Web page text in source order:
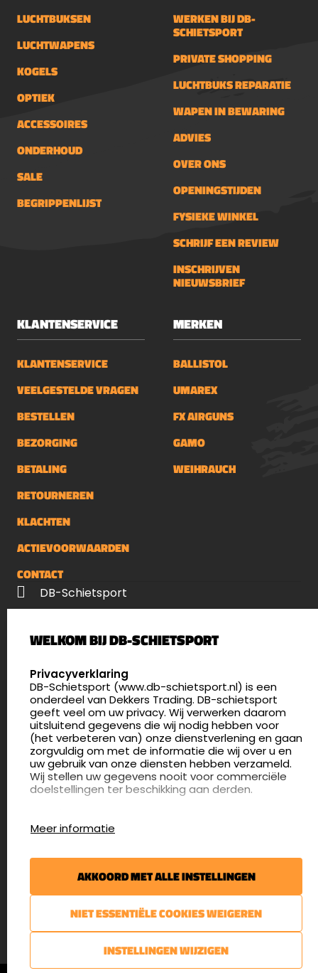
LUCHTBUKSEN
LUCHTWAPENS
KOGELS
OPTIEK
ACCESSOIRES
ONDERHOUD
SALE
BEGRIPPENLIJST
WERKEN BIJ DB-
SCHIETSPORT
PRIVATE SHOPPING
LUCHTBUKS REPARATIE
WAPEN IN BEWARING
ADVIES
OVER ONS
OPENINGSTIJDEN
FYSIEKE WINKEL
SCHRIJF EEN REVIEW
INSCHRIJVEN
NIEUWSBRIEF
KLANTENSERVICE
KLANTENSERVICE
VEELGESTELDE VRAGEN
BESTELLEN
BEZORGING
BETALING
RETOURNEREN
KLACHTEN
ACTIEVOORWAARDEN
CONTACT
MERKEN
BALLISTOL
UMAREX
FX AIRGUNS
GAMO
WEIHRAUCH
DB-Schietsport
5411 LX Zeeland
4.8
175 beoordelingen
info@db-schietsport.nl
Openingstijden
Dinsdag en donderdag: 13:00 - 17:00 én 18:00 - 21:00
uur
Afspraak maken
Nieuwsbrief
€5,- kortingsbon voor uw volgende bestelling.
Blijf op de hoogte van het laatste nieuws
© DB-Schietsport 2026 |Algemene voorwaarden|
WELKOM BIJ DB-SCHIETSPORT
SELECT LANGUAGE
Privacyverklaring
DB-Schietsport (www.db-schietsport.nl) is een
onderdeel van Dekkers Trading. DB-schietsport
geeft veel om uw privacy. Wij verwerken daarom
uitsluitend gegevens die wij nodig hebben voor
(het verbeteren van) onze dienstverlening en gaan
zorgvuldig om met de informatie die wij over u en
uw gebruik van onze diensten hebben verzameld.
Wij stellen uw gegevens nooit voor commerciële
doelstellingen ter beschikking aan derden.
website gebruiken en hoe effectief de Adwords-
advertenties van Dekkers trading bij Google
zoekresultaatpagina’s zijn. De aldus verkregen
informatie wordt, met inbegrip van het adres van
uw computer (IP-adres), overgebracht naar en
Verenigde Staten. Lees het privacybeleid van
Google voor meer informatie. U treft ook het
Meer informatie
AKKOORD MET ALLE INSTELLINGEN
NIET ESSENTIËLE COOKIES WEIGEREN
INSTELLINGEN WIJZIGEN